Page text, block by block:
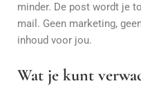
minder. De post wordt je
mail. Geen marketing,
inhoud voor jou.
Wat je kunt